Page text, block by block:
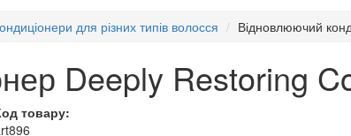
для різних типів волосся Відновлюючий
Deeply Restoring
товару: